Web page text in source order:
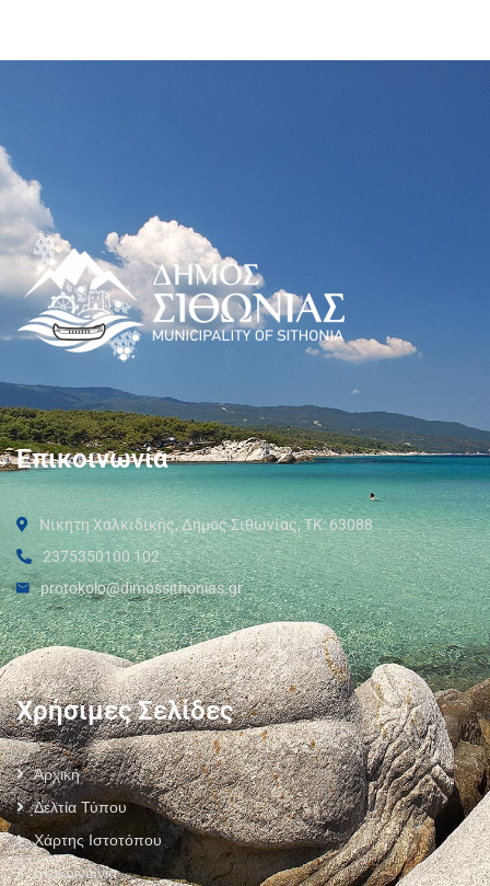
Επικοινωνία
Νικήτη Χαλκιδικής, Δήμος Σιθωνίας, ΤΚ: 63088
2375350100 102
protokolo@dimossithonias.gr
Χρήσιμες Σελίδες
Αρχική
Δελτία Τύπου
Χάρτης Ιστοτόπου
Επικοινωνία